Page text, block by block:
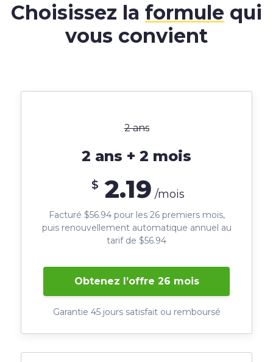
Choisissez la formule qui
vous convient
2 ans
2 ans + 2 mois
$ 2.19 /mois
Facturé $56.94 pour les 26 premiers mois,
puis renouvellement automatique annuel au
tarif de $56.94
Obtenez l’offre 26 mois
Garantie 45 jours satisfait ou remboursé